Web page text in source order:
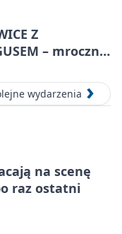
Z
– mroczne
wydarzenia
na scenę
raz ostatni